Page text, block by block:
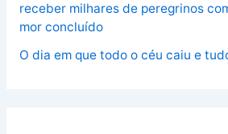
receber milhares de peregrinos
mor concluído
O dia em que todo o céu caiu e